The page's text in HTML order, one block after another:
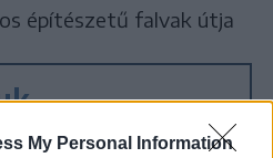
My Personal Information
építészetű falvak útja